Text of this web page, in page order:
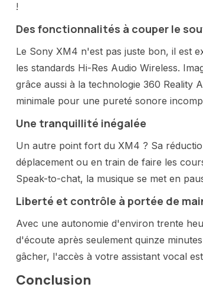
!
Des fonctionnalités à couper le
Le Sony XM4 n'est pas juste bon, il est
les standards Hi-Res Audio Wireless.
grâce aussi à la technologie 360 Reality
minimale pour une pureté sonore
Une tranquillité inégalée
Un autre point fort du XM4 ? Sa
déplacement ou en train de faire les
Speak-to-chat, la musique se met en
Liberté et contrôle à portée de
Avec une autonomie d'environ trente
d'écoute après seulement quinze
gâcher, l'accès à votre assistant vocal
Conclusion